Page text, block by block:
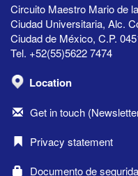
Circuito Maestro Mario de
Ciudad Universitaria, Alc.
Ciudad de México, C.P.
Tel. +52(55)5622 7474
Location
Get in touch
Privacy statement
Documento de